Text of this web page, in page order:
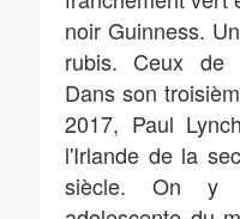
noir Guinness.
rubis. Ceux de
Dans son
2017, Paul
l'Irlande de la
siècle. On y